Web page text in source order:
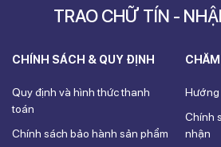
TRAO CHỮ TÍN -
CHÍNH SÁCH & QUY ĐỊNH
Quy định và hình thức thanh
toán
Chính sách bảo hành sản phẩm
Hướng
Chính
nhận